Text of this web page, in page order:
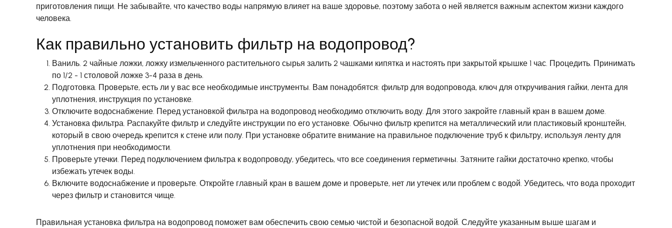
приготовления пищи. Не забывайте, что качество воды напрямую влияет на ваше здоровье, поэтому забота о ней является важным аспектом жизни каждого
человека.
Как правильно установить фильтр на водопровод?
Ваниль. 2 чайные ложки, ложку измельченного растительного сырья залить 2 чашками кипятка и настоять при закрытой крышке 1 час. Процедить. Принимать
по 1/2 - 1 столовой ложке 3-4 раза в день.
Подготовка. Проверьте, есть ли у вас все необходимые инструменты. Вам понадобятся: фильтр для водопровода, ключ для откручивания гайки, лента для
уплотнения, инструкция по установке.
Отключите водоснабжение. Перед установкой фильтра на водопровод необходимо отключить воду. Для этого закройте главный кран в вашем доме.
Установка фильтра. Распакуйте фильтр и следуйте инструкции по его установке. Обычно фильтр крепится на металлический или пластиковый кронштейн,
который в свою очередь крепится к стене или полу. При установке обратите внимание на правильное подключение труб к фильтру, используя ленту для
уплотнения при необходимости.
Проверьте утечки. Перед подключением фильтра к водопроводу, убедитесь, что все соединения герметичны. Затяните гайки достаточно крепко, чтобы
избежать утечек воды.
Включите водоснабжение и проверьте. Откройте главный кран в вашем доме и проверьте, нет ли утечек или проблем с водой. Убедитесь, что вода проходит
через фильтр и становится чище.
Правильная установка фильтра на водопровод поможет вам обеспечить свою семью чистой и безопасной водой. Следуйте указанным выше шагам и